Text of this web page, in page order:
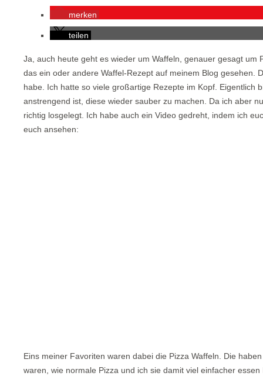
merken
teilen
Ja, auch heute geht es wieder um Waffeln, genauer gesagt um
das ein oder andere Waffel-Rezept auf meinem Blog gesehen.
habe. Ich hatte so viele großartige Rezepte im Kopf. Eigentlich
anstrengend ist, diese wieder sauber zu machen. Da ich aber
richtig losgelegt. Ich habe auch ein Video gedreht, indem ich
euch ansehen:
Eins meiner Favoriten waren dabei die Pizza Waffeln. Die
waren, wie normale Pizza und ich sie damit viel einfacher